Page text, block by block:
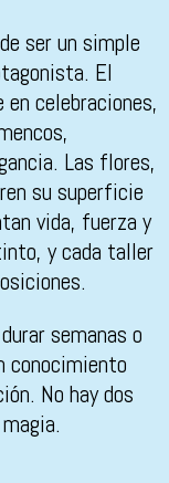
ser un simple
El
celebraciones,
Las flores,
su superficie
vida, fuerza y
y cada taller
semanas o
conocimiento
No hay dos